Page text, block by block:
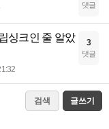
댓글
싱크인 줄 알았
3
댓글
검색 글쓰기